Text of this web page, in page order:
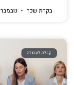
בקרת שכר
נובמבר 14, 2024
קבלה לעבודה